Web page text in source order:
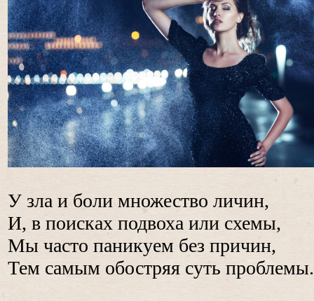
У зла и боли множество личин,
И, в поисках подвоха или схемы,
Мы часто паникуем без причин,
Тем самым обостряя суть проблемы.